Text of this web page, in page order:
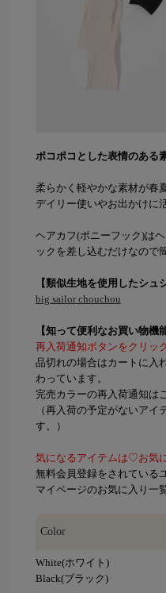
ポコポコとした表情のある
柔らかく軽やかな素材が春
デイリー使いやお出かけに
ヘアカフ(ポニーフック)は
ックを差し込むだけなの
【類似生地を使用したシュ
big sailor chouchou
【知って便利なお買い物機能
再入荷通知ボタンをクリッ
品切れの場合はカートに入
わっています。
完売カラーの再入荷通知は
（再入荷の予定がないアイ
す。）
気になるアイテムは♡お気
無料会員登録をされている
マイページのお気に入り一
Color
White(ホワイト)
Black(ブラック)